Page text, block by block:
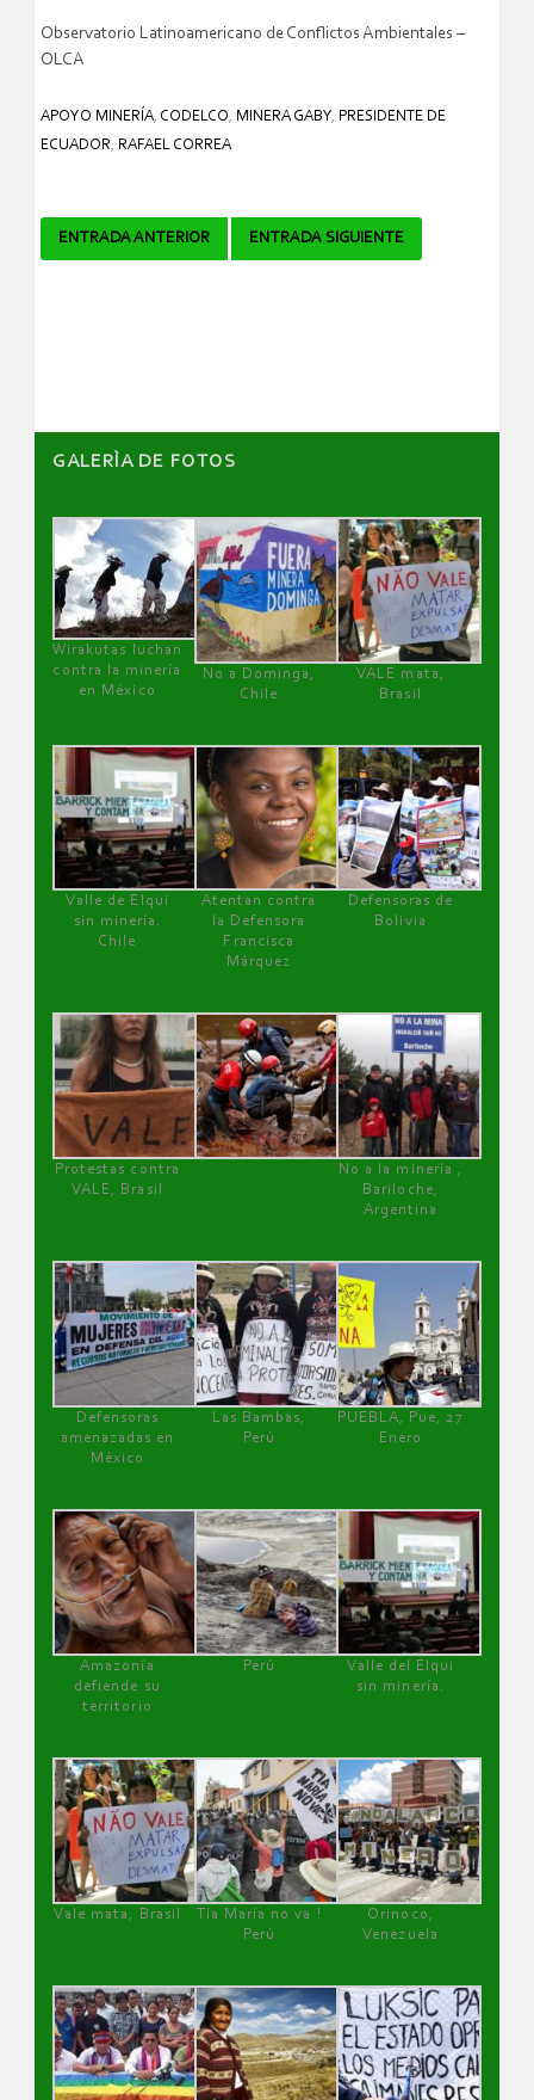
Observatorio Latinoamericano de Conflictos Ambientales –
OLCA
APOYO MINERÍA, CODELCO, MINERA GABY, PRESIDENTE DE
ECUADOR, RAFAEL CORREA
Navegador
ENTRADA ANTERIOR ENTRADA SIGUIENTE
GALERÌA DE FOTOS
Wirakutas luchan
contra la minería
en México
No a Dominga,
Chile
VALE mata,
Brasil
Valle de Elqui
sin minería.
Chile
Atentan contra
la Defensora
Francisca
Márquez
Defensoras de
Bolivia
Protestas contra
VALE, Brasil
No a la minería ,
Bariloche,
Argentina
Defensoras
amenazadas en
México
Las Bambas,
Perú
PUEBLA, Pue, 27
Enero
Amazonía
defiende su
territorio
Perú
Valle del Elqui
sin minería.
Vale mata, Brasil
Tía María no va !
Perú
Orinoco,
Venezuela